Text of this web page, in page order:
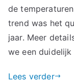
de
trend was het
jaar. Meer
we een
Lees verder